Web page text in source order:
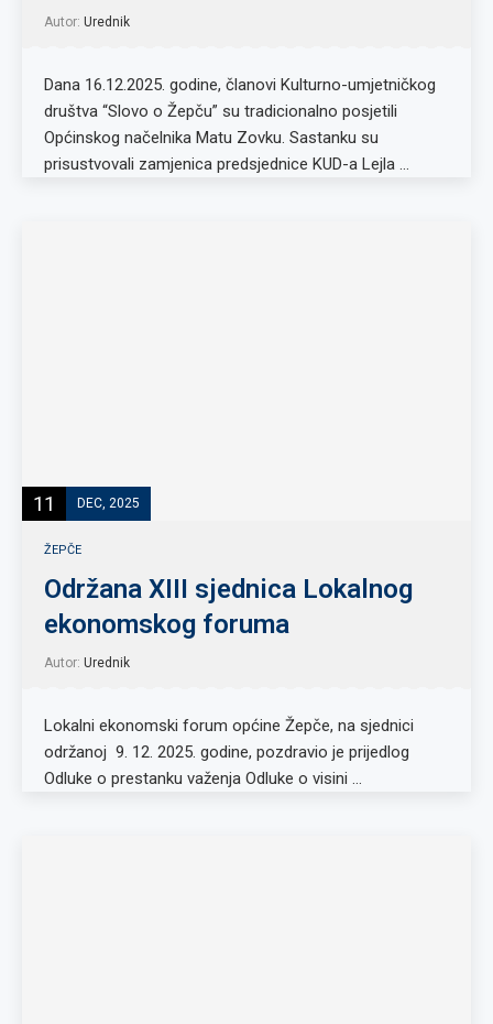
Autor: Urednik
Dana 16.12.2025. godine, članovi Kulturno-umjetničkog
društva “Slovo o Žepču” su tradicionalno posjetili
Općinskog načelnika Matu Zovku. Sastanku su
prisustvovali zamjenica predsjednice KUD-a Lejla …
11 DEC, 2025
ŽEPČE
Održana XIII sjednica Lokalnog
ekonomskog foruma
Autor: Urednik
Lokalni ekonomski forum općine Žepče, na sjednici
održanoj 9. 12. 2025. godine, pozdravio je prijedlog
Odluke o prestanku važenja Odluke o visini …